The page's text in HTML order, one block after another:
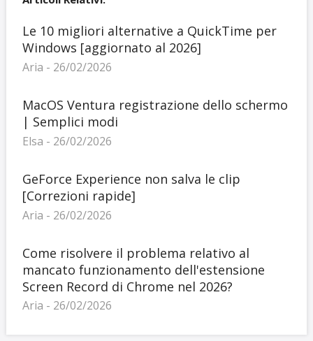
Le 10 migliori alternative a QuickTime per
Windows [aggiornato al 2026]
Aria - 26/02/2026
MacOS Ventura registrazione dello schermo
| Semplici modi
Elsa - 26/02/2026
GeForce Experience non salva le clip
[Correzioni rapide]
Aria - 26/02/2026
Come risolvere il problema relativo al
mancato funzionamento dell'estensione
Screen Record di Chrome nel 2026?
Aria - 26/02/2026